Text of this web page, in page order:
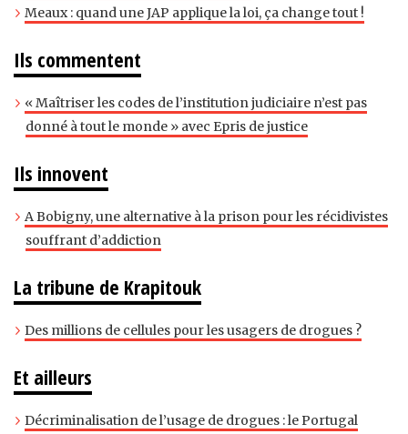
Meaux : quand une JAP applique la loi, ça change tout !
Ils commentent
« Maîtriser les codes de l’institution judiciaire n’est pas
donné à tout le monde » avec Epris de justice
Ils innovent
A Bobigny, une alternative à la prison pour les récidivistes
souffrant d’addiction
La tribune de Krapitouk
Des millions de cellules pour les usagers de drogues ?
Et ailleurs
Décriminalisation de l’usage de drogues : le Portugal